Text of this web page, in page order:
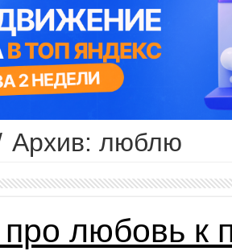
Архив: люблю
про любовь к